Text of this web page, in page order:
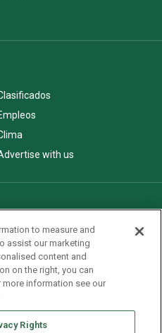
with us
to measure and
assist our marketing
content and
on the right, you can
more information see our
Rights